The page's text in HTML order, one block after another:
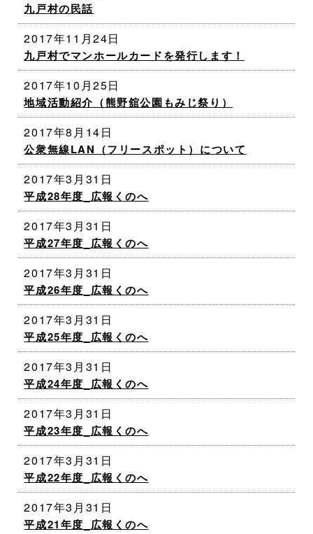
九戸村の民話
2017年11月24日
九戸村でマンホールカードを発行します！
2017年10月25日
地域活動紹介（熊野舘公園もみじ祭り）
2017年8月14日
公衆無線LAN（フリースポット）について
2017年3月31日
平成28年度_広報くのへ
2017年3月31日
平成27年度_広報くのへ
2017年3月31日
平成26年度_広報くのへ
2017年3月31日
平成25年度_広報くのへ
2017年3月31日
平成24年度_広報くのへ
2017年3月31日
平成23年度_広報くのへ
2017年3月31日
平成22年度_広報くのへ
2017年3月31日
平成21年度_広報くのへ